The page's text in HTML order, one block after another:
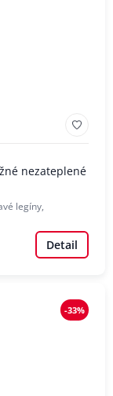
nezateplené
legíny,
Detail
-33%